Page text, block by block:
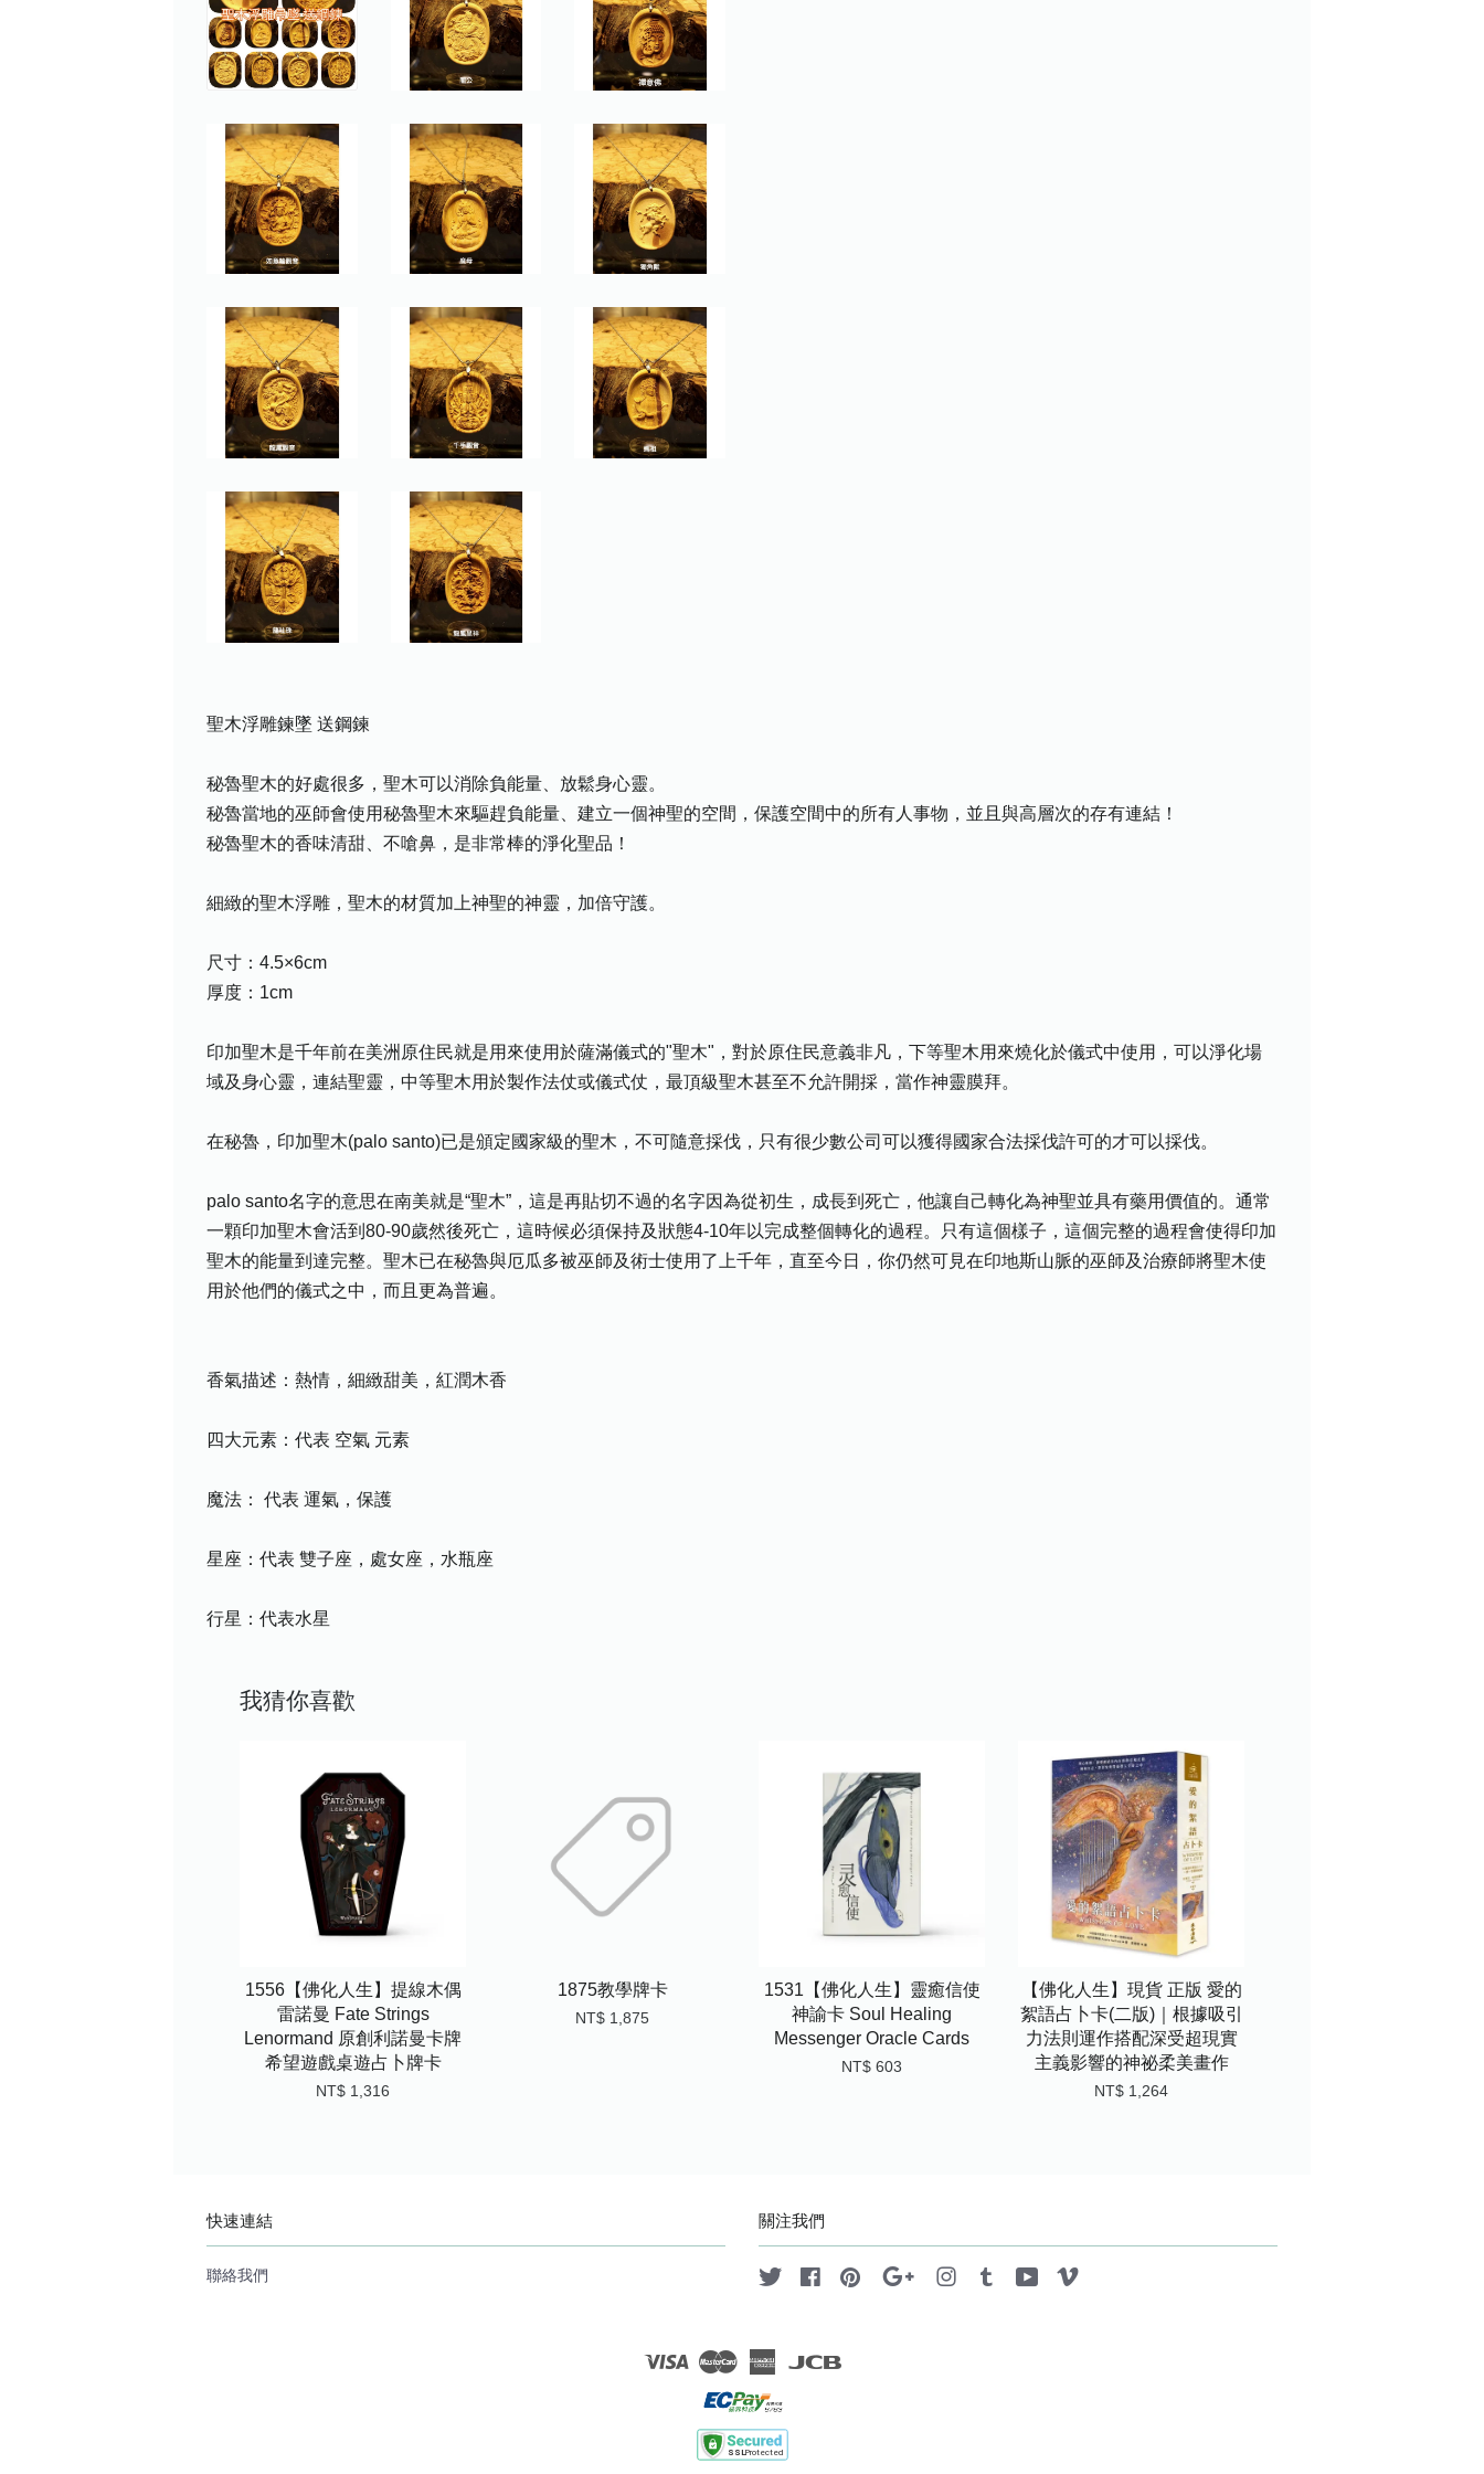
聖木浮雕鍊墜 送鋼鍊
秘魯聖木的好處很多，聖木可以消除負能量、放鬆身心靈。
秘魯當地的巫師會使用秘魯聖木來驅趕負能量、建立一個神聖的空間，保護空間中的所有人事物，並且與高層次的存有連結！
秘魯聖木的香味清甜、不嗆鼻，是非常棒的淨化聖品！
細緻的聖木浮雕，聖木的材質加上神聖的神靈，加倍守護。
尺寸：4.5×6cm
厚度：1cm
印加聖木是千年前在美洲原住民就是用來使用於薩滿儀式的"聖木"，對於原住民意義非凡，下等聖木用來燒化於儀式中使用，可以淨化場
域及身心靈，連結聖靈，中等聖木用於製作法仗或儀式仗，最頂級聖木甚至不允許開採，當作神靈膜拜。
在秘魯，印加聖木(palo santo)已是頒定國家級的聖木，不可隨意採伐，只有很少數公司可以獲得國家合法採伐許可的才可以採伐。
palo santo名字的意思在南美就是“聖木”，這是再貼切不過的名字因為從初生，成長到死亡，他讓自己轉化為神聖並具有藥用價值的。通常
一顆印加聖木會活到80-90歲然後死亡，這時候必須保持及狀態4-10年以完成整個轉化的過程。只有這個樣子，這個完整的過程會使得印加
聖木的能量到達完整。聖木已在秘魯與厄瓜多被巫師及術士使用了上千年，直至今日，你仍然可見在印地斯山脈的巫師及治療師將聖木使
用於他們的儀式之中，而且更為普遍。
香氣描述：熱情，細緻甜美，紅潤木香
四大元素：代表 空氣 元素
魔法： 代表 運氣，保護
星座：代表 雙子座，處女座，水瓶座
行星：代表水星
我猜你喜歡
1556【佛化人生】提線木偶
雷諾曼 Fate Strings
Lenormand 原創利諾曼卡牌
希望遊戲桌遊占卜牌卡
NT$ 1,316
1875教學牌卡
NT$ 1,875
1531【佛化人生】靈癒信使
神諭卡 Soul Healing
Messenger Oracle Cards
NT$ 603
【佛化人生】現貨 正版 愛的
絮語占卜卡(二版)｜根據吸引
力法則運作搭配深受超現實
主義影響的神祕柔美畫作
NT$ 1,264
快速連結
聯絡我們
關注我們
Twitter FacebookPinterest Google Instagram
Tumblr YouTube
Visa Master American